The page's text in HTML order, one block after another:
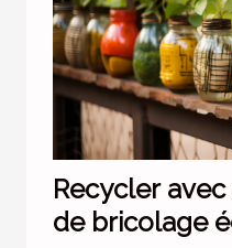
Recycler
de bricolage